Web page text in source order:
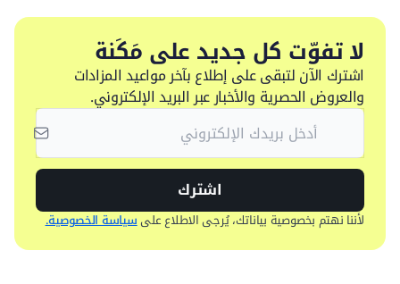
لا تفوّت كل جديد على مَكَنة
اشترك الآن لتبقى على إطلاع بآخر مواعيد المزادات
والعروض الحصرية والأخبار عبر البريد الإلكتروني.
اشترك
لأننا نهتم بخصوصية بياناتك، يُرجى الاطلاع علىسياسة الخصوصية.